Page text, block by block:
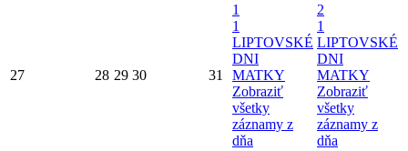
27 28 29 30 31
1
1
LIPTOVSKÉ
DNI
MATKY
Zobraziť
všetky
záznamy z
dňa
2
1
LIPTOVSKÉ
DNI
MATKY
Zobraziť
všetky
záznamy z
dňa